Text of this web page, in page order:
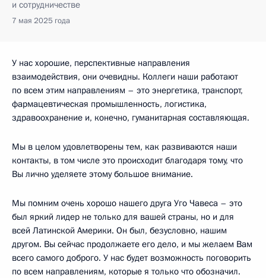
и сотрудничестве
7 мая 2025 года
У нас хорошие, перспективные направления
взаимодействия, они очевидны. Коллеги наши работают
по всем этим направлениям – это энергетика, транспорт,
фармацевтическая промышленность, логистика,
здравоохранение и, конечно, гуманитарная составляющая.
Мы в целом удовлетворены тем, как развиваются наши
контакты, в том числе это происходит благодаря тому, что
Вы лично уделяете этому большое внимание.
Мы помним очень хорошо нашего друга Уго Чавеса – это
был яркий лидер не только для вашей страны, но и для
всей Латинской Америки. Он был, безусловно, нашим
другом. Вы сейчас продолжаете его дело, и мы желаем Вам
всего самого доброго. У нас будет возможность поговорить
по всем направлениям, которые я только что обозначил.